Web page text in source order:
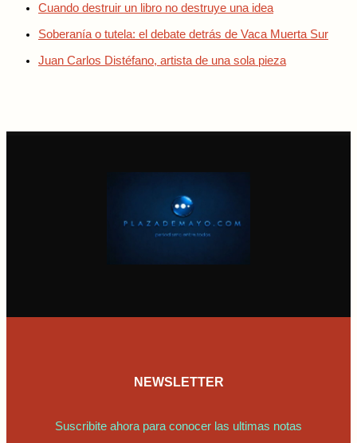
Cuando destruir un libro no destruye una idea
Soberanía o tutela: el debate detrás de Vaca Muerta Sur
Juan Carlos Distéfano, artista de una sola pieza
NEWSLETTER
Suscribite ahora para conocer las ultimas notas